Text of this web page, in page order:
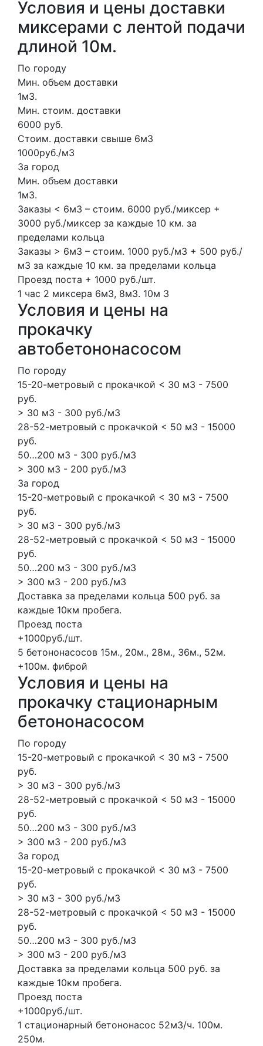
Условия и цены доставки
миксерами с лентой подачи
длиной 10м.
По городу
Мин. объем доставки
1м3.
Мин. стоим. доставки
6000 руб.
Стоим. доставки свыше 6м3
1000руб./м3
За город
Мин. объем доставки
1м3.
Заказы < 6м3 – стоим. 6000 руб./миксер +
3000 руб./миксер за каждые 10 км. за
пределами кольца
Заказы > 6м3 – стоим. 1000 руб./м3 + 500 руб./
м3 за каждые 10 км. за пределами кольца
Проезд поста + 1000 руб./шт.
1 час 2 миксера 6м3, 8м3. 10м 3
Условия и цены на
прокачку
автобетононасосом
По городу
15-20-метровый с прокачкой < 30 м3 - 7500
руб.
> 30 м3 - 300 руб./м3
28-52-метровый с прокачкой < 50 м3 - 15000
руб.
50…200 м3 - 300 руб./м3
> 300 м3 - 200 руб./м3
За город
15-20-метровый с прокачкой < 30 м3 - 7500
руб.
> 30 м3 - 300 руб./м3
28-52-метровый с прокачкой < 50 м3 - 15000
руб.
50…200 м3 - 300 руб./м3
> 300 м3 - 200 руб./м3
Доставка за пределами кольца 500 руб. за
каждые 10км пробега.
Проезд поста
+1000руб./шт.
5 бетононасосов 15м., 20м., 28м., 36м., 52м.
+100м. фиброй
Условия и цены на
прокачку стационарным
бетононасосом
По городу
15-20-метровый с прокачкой < 30 м3 - 7500
руб.
> 30 м3 - 300 руб./м3
28-52-метровый с прокачкой < 50 м3 - 15000
руб.
50…200 м3 - 300 руб./м3
> 300 м3 - 200 руб./м3
За город
15-20-метровый с прокачкой < 30 м3 - 7500
руб.
> 30 м3 - 300 руб./м3
28-52-метровый с прокачкой < 50 м3 - 15000
руб.
50…200 м3 - 300 руб./м3
> 300 м3 - 200 руб./м3
Доставка за пределами кольца 500 руб. за
каждые 10км пробега.
Проезд поста
+1000руб./шт.
1 стационарный бетононасос 52м3/ч. 100м.
250м.